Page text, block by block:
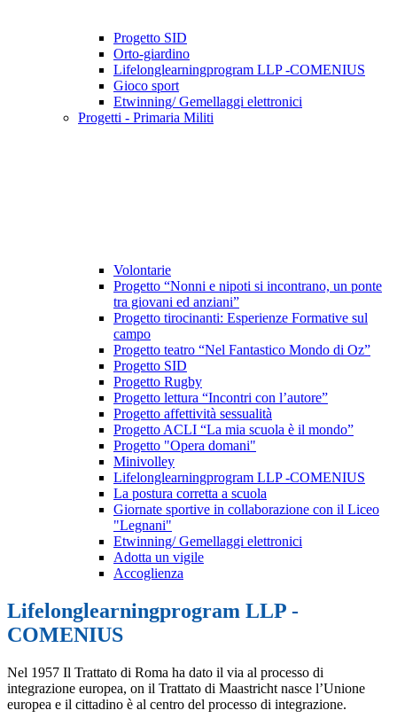
Progetto SID
Orto-giardino
Lifelonglearningprogram LLP -COMENIUS
Gioco sport
Etwinning/ Gemellaggi elettronici
Progetti - Primaria Militi
Volontarie
Progetto “Nonni e nipoti si incontrano, un ponte
tra giovani ed anziani”
Progetto tirocinanti: Esperienze Formative sul
campo
Progetto teatro “Nel Fantastico Mondo di Oz”
Progetto SID
Progetto Rugby
Progetto lettura “Incontri con l’autore”
Progetto affettività sessualità
Progetto ACLI “La mia scuola è il mondo”
Progetto "Opera domani"
Minivolley
Lifelonglearningprogram LLP -COMENIUS
La postura corretta a scuola
Giornate sportive in collaborazione con il Liceo
"Legnani"
Etwinning/ Gemellaggi elettronici
Adotta un vigile
Accoglienza
Lifelonglearningprogram LLP -
COMENIUS
Nel 1957 Il Trattato di Roma ha dato il via al processo di
integrazione europea, on il Trattato di Maastricht nasce l’Unione
europea e il cittadino è al centro del processo di integrazione.